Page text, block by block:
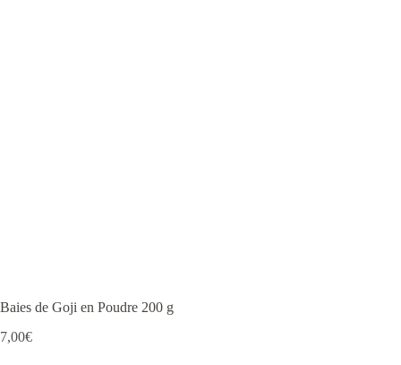
Baies de Goji en Poudre 200 g
7,00€